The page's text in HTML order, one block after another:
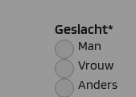
Geslacht*
Man
Vrouw
Anders